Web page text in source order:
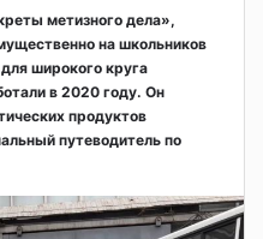
метизного дела»,
на школьников
широкого круга
в 2020 году. Он
продуктов
путеводитель по